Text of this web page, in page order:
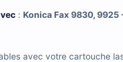
: Konica Fax 9830, 9925
avec votre cartouche